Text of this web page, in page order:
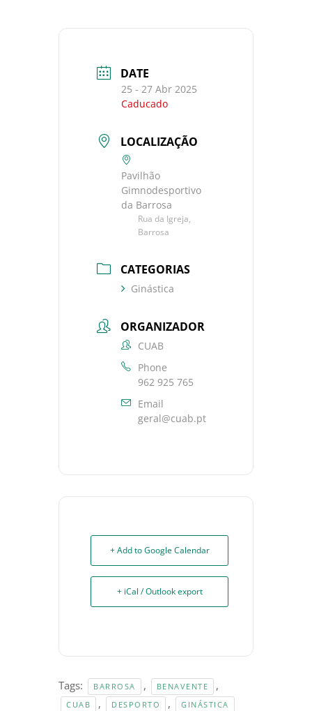
DATE
25 - 27 Abr 2025
Caducado
LOCALIZAÇÃO
Pavilhão
Gimnodesportivo
da Barrosa
Rua da Igreja,
Barrosa
CATEGORIAS
Ginástica
ORGANIZADOR
CUAB
Phone
962 925 765
Email
geral@cuab.pt
+ Add to Google Calendar
+ iCal / Outlook export
Tags: BARROSA , BENAVENTE ,
CUAB , DESPORTO , GINÁSTICA